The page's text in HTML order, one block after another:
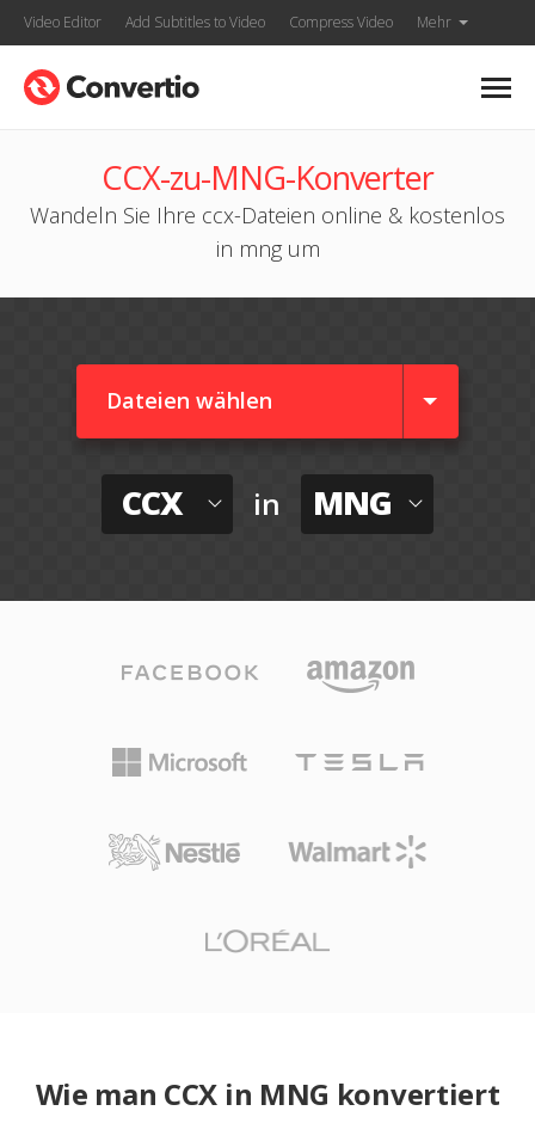
Video Editor Add Subtitles to Video Compress Video Mehr
CCX-zu-MNG-Konverter
Wandeln Sie Ihre ccx-Dateien online & kostenlos
in mng um
Dateien wählen
CCX in MNG
Wie man CCX in MNG konvertiert